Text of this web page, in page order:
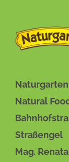
Naturgarten
Natural
Straßengel
Mag.